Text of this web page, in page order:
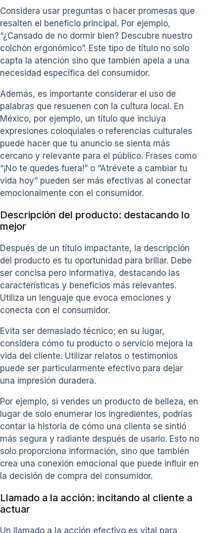
Considera usar preguntas o hacer promesas que
resalten el beneficio principal. Por ejemplo,
“¿Cansado de no dormir bien? Descubre nuestro
colchón ergonómico”. Este tipo de título no solo
capta la atención sino que también apela a una
necesidad específica del consumidor.
Además, es importante considerar el uso de
palabras que resuenen con la cultura local. En
México, por ejemplo, un título que incluya
expresiones coloquiales o referencias culturales
puede hacer que tu anuncio se sienta más
cercano y relevante para el público. Frases como
“¡No te quedes fuera!” o “Atrévete a cambiar tu
vida hoy” pueden ser más efectivas al conectar
emocionalmente con el consumidor.
Descripción del producto: destacando lo
mejor
Después de un título impactante, la descripción
del producto es tu oportunidad para brillar. Debe
ser concisa pero informativa, destacando las
características y beneficios más relevantes.
Utiliza un lenguaje que evoca emociones y
conecta con el consumidor.
Evita ser demasiado técnico; en su lugar,
considera cómo tu producto o servicio mejora la
vida del cliente. Utilizar relatos o testimonios
puede ser particularmente efectivo para dejar
una impresión duradera.
Por ejemplo, si vendes un producto de belleza, en
lugar de solo enumerar los ingredientes, podrías
contar la historia de cómo una clienta se sintió
más segura y radiante después de usarlo. Esto no
solo proporciona información, sino que también
crea una conexión emocional que puede influir en
la decisión de compra del consumidor.
Llamado a la acción: incitando al cliente a
actuar
Un llamado a la acción efectivo es vital para